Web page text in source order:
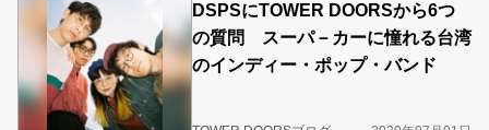
DSPSにTOWER DOORSから6つ
の質問 スーパ－カーに憧れる台湾
のインディー・ポップ・バンド